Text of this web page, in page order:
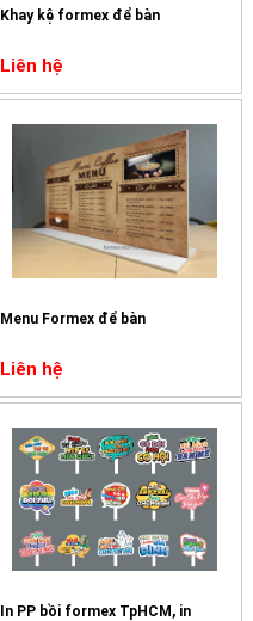
Khay kệ formex để bàn
Liên hệ
Menu Formex để bàn
Liên hệ
In PP bồi formex TpHCM, in